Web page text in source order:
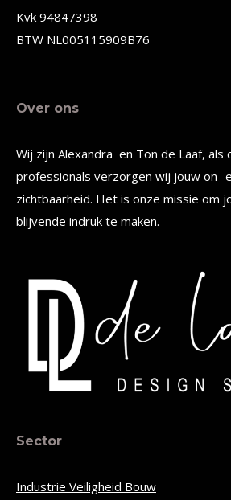
de
productpagina
Kvk 94847398
BTW NL005115909B76
Over ons
Wij zijn Alexandra en Ton de Laaf, als
professionals verzorgen wij jouw on-
zichtbaarheid. Het is onze missie om
blijvende indruk te maken.
Sector
Industrie Veiligheid Bouw